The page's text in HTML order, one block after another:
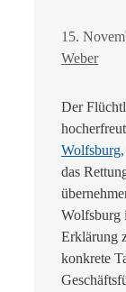
15.
Weber
Der
Wolfsburg,
das
Wolfsburg
Erklärung
konkrete